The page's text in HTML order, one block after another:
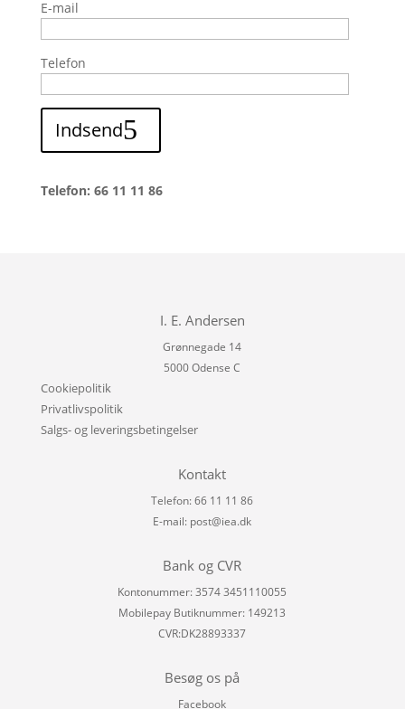
E-mail
Telefon
Indsend
Telefon: 66 11 11 86
I. E. Andersen
Grønnegade 14
5000 Odense C
Cookiepolitik
Privatlivspolitik
Salgs- og leveringsbetingelser
Kontakt
Telefon: 66 11 11 86
E-mail: post@iea.dk
Bank og CVR
Kontonummer: 3574 3451110055
Mobilepay Butiknummer: 149213
CVR:DK28893337
Besøg os på
Facebook